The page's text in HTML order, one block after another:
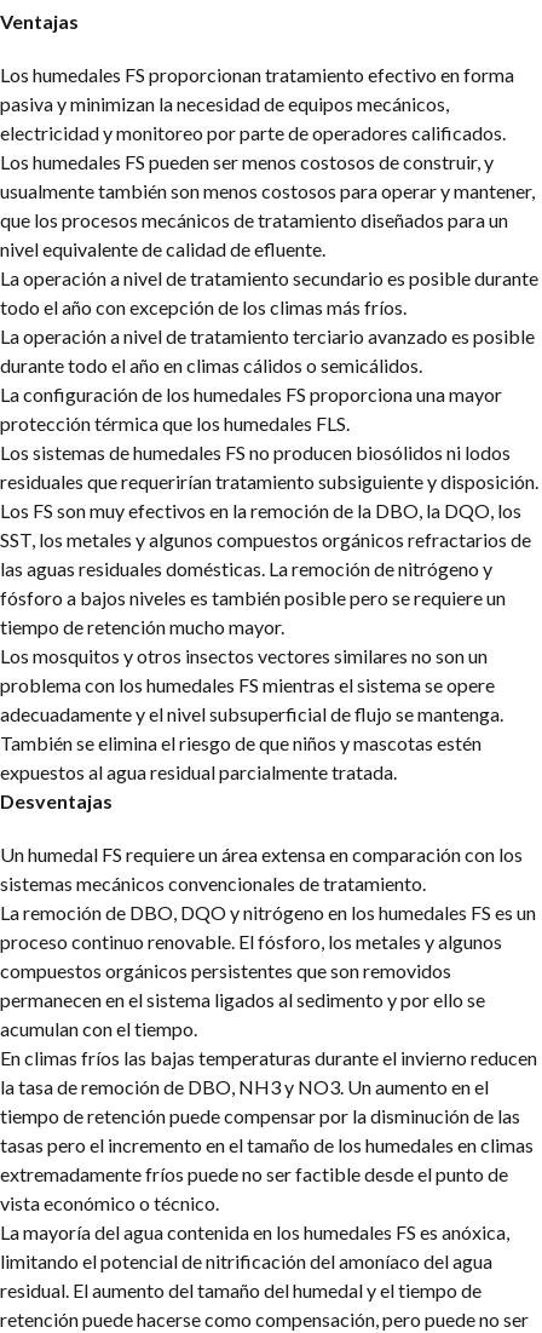
Ventajas
Los humedales FS proporcionan tratamiento efectivo en forma
pasiva y minimizan la necesidad de equipos mecánicos,
electricidad y monitoreo por parte de operadores calificados.
Los humedales FS pueden ser menos costosos de construir, y
usualmente también son menos costosos para operar y mantener,
que los procesos mecánicos de tratamiento diseñados para un
nivel equivalente de calidad de efluente.
La operación a nivel de tratamiento secundario es posible durante
todo el año con excepción de los climas más fríos.
La operación a nivel de tratamiento terciario avanzado es posible
durante todo el año en climas cálidos o semicálidos.
La configuración de los humedales FS proporciona una mayor
protección térmica que los humedales FLS.
Los sistemas de humedales FS no producen biosólidos ni lodos
residuales que requerirían tratamiento subsiguientey disposición.
Los FS son muy efectivos en la remoción de la DBO, la DQO, los
SST, los metales y algunos compuestos orgánicos refractarios de
las aguas residuales domésticas. La remoción de nitrógeno y
fósforo a bajos niveles es también posible pero se requiere un
tiempo de retención mucho mayor.
Los mosquitos y otros insectos vectores similares no son un
problema con los humedales FS mientras el sistema seopere
adecuadamente y el nivel subsuperficial de flujo se mantenga.
También se elimina el riesgo de que niños y mascotas estén
expuestos al agua residual parcialmente tratada.
Desventajas
Un humedal FS requiere un área extensa en comparación con los
sistemas mecánicos convencionales de tratamiento.
La remoción de DBO, DQO y nitrógeno en los humedales FS es un
proceso continuo renovable. El fósforo, los metales y algunos
compuestos orgánicos persistentes que son removidos
permanecen en el sistema ligados al sedimento y por ello se
acumulan con el tiempo.
En climas fríos las bajas temperaturas durante el invierno reducen
la tasa de remoción de DBO, NH3 y NO3. Un aumento en el
tiempo de retención puede compensar por la disminución de las
tasas pero el incremento en el tamaño de los humedales en climas
extremadamente fríos puede no ser factible desde el punto de
vista económico o técnico.
La mayoría del agua contenida en los humedales FS es anóxica,
limitando el potencial de nitrificación del amoníaco del agua
residual. El aumento del tamaño del humedal y el tiempo de
retención puede hacerse como compensación, pero puede no ser